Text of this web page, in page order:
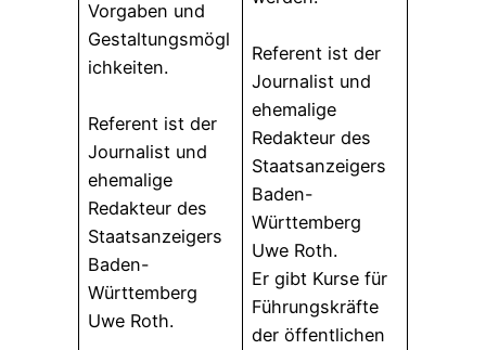
Vorgaben und
Gestaltungsmögl
ichkeiten.
Referent ist der
Journalist und
ehemalige
Redakteur des
Staatsanzeigers
Baden-
Württemberg
Uwe Roth.
Referent ist der
Journalist und
ehemalige
Redakteur des
Staatsanzeigers
Baden-
Württemberg
Uwe Roth.
Er gibt Kurse für
Führungskräfte
der öffentlichen